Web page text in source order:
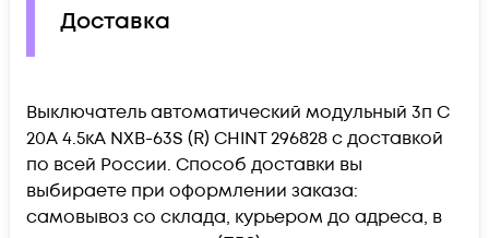
Доставка
Выключатель автоматический модульный 3п C
20А 4.5кА NXB-63S (R) CHINT 296828 c доставкой
по всей России. Способ доставки вы
выбираете при оформлении заказа:
самовывоз со склада, курьером до адреса, в